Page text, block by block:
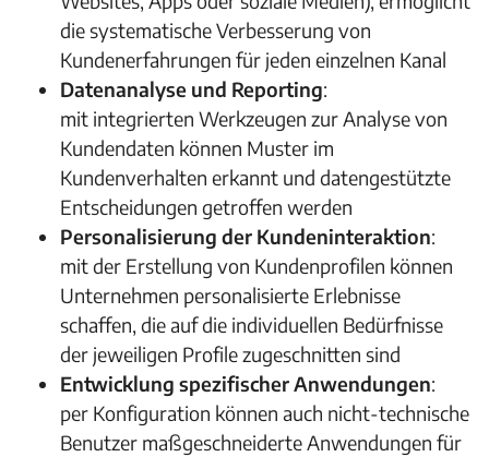
die systematische Verbesserung von
Kundenerfahrungen für jeden einzelnen Kanal
Datenanalyse und Reporting:
mit integrierten Werkzeugen zur Analyse von
Kundendaten können Muster im
Kundenverhalten erkannt und datengestützte
Entscheidungen getroffen werden
Personalisierung der Kundeninteraktion:
mit der Erstellung von Kundenprofilen können
Unternehmen personalisierte Erlebnisse
schaffen, die auf die individuellen Bedürfnisse
der jeweiligen Profile zugeschnitten sind
Entwicklung spezifischer Anwendungen:
per Konfiguration können auch nicht-technische
Benutzer maßgeschneiderte Anwendungen für